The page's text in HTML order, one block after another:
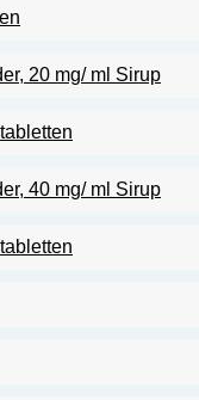
20 mg/ ml Sirup
40 mg/ ml Sirup